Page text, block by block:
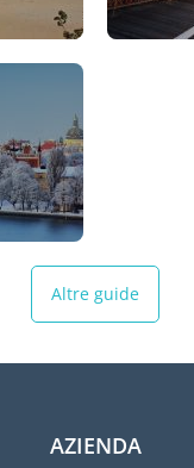
Altre guide
AZIENDA